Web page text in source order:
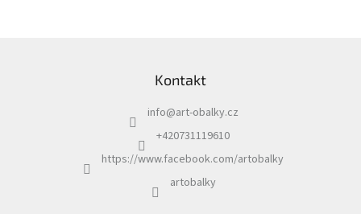
Kontakt
info@art-obalky.cz
+420731119610
https://www.facebook.com/artobalky
artobalky